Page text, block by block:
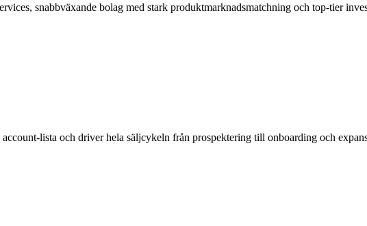
snabbväxande bolag med stark produktmarknadsmatchning och top-tier
account-lista och driver hela säljcykeln från prospektering till onboarding och